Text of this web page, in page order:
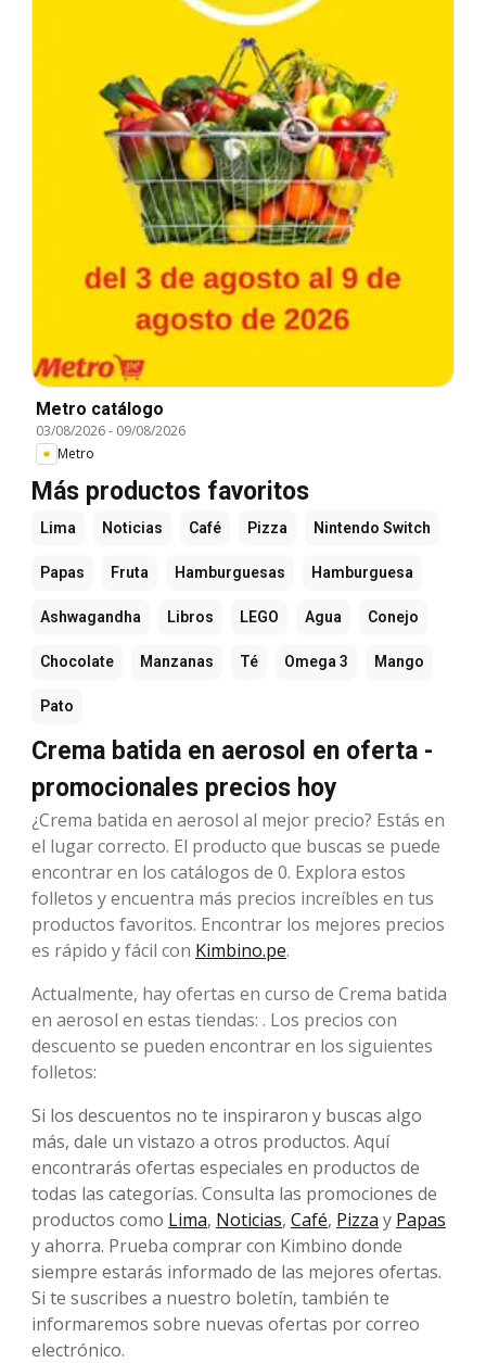
Metro catálogo
03/08/2026- 09/08/2026
Metro
Más productos favoritos
Lima Noticias Café Pizza Nintendo Switch
Papas Fruta Hamburguesas Hamburguesa
Ashwagandha Libros LEGO Agua Conejo
Chocolate Manzanas Té Omega 3 Mango
Pato
Crema batida en aerosol en oferta -
promocionales precios hoy
¿Crema batida en aerosol al mejor precio? Estás en
el lugar correcto. El producto que buscas se puede
encontrar en los catálogos de 0. Explora estos
folletos y encuentra más precios increíbles en tus
productos favoritos. Encontrar los mejores precios
es rápido y fácil con Kimbino.pe.
Actualmente, hay ofertas en curso de Crema batida
en aerosol en estas tiendas: . Los precios con
descuento se pueden encontrar en los siguientes
folletos:
Si los descuentos no te inspiraron y buscas algo
más, dale un vistazo a otros productos. Aquí
encontrarás ofertas especiales en productos de
todas las categorías. Consulta las promociones de
productos como Lima, Noticias, Café, Pizza y Papas
y ahorra. Prueba comprar con Kimbino donde
siempre estarás informado de las mejores ofertas.
Si te suscribes a nuestro boletín, también te
informaremos sobre nuevas ofertas por correo
electrónico.